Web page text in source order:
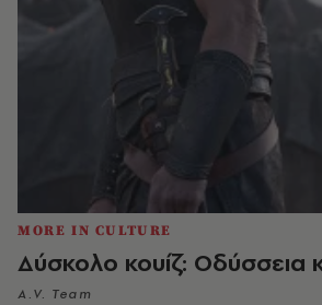
MORE IN CULTURE
Δύσκολο κουίζ: Οδύσσεια
A.V. Team